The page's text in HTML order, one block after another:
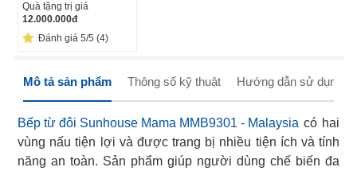
Quà tặng trị giá
12.000.000đ
Đánh giá 5/5 (4)
Mô tả sản phẩm Thông số kỹ thuật Hướng dẫn sử dụng
Bếp từ đôi Sunhouse Mama MMB9301 - Malaysia có hai
vùng nấu tiện lợi và được trang bị nhiều tiện ích và tính
năng an toàn. Sản phẩm giúp người dùng chế biến đa